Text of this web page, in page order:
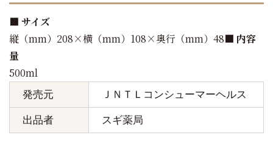
■ サイズ
縦（mm）208×横（mm）108×奥行（mm）48■ 内容
量
500ml
発売元 ＪＮＴＬコンシューマーヘルス
出品者 スギ薬局